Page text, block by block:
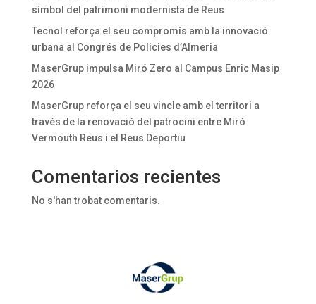
símbol del patrimoni modernista de Reus
Tecnol reforça el seu compromís amb la innovació
urbana al Congrés de Policies d’Almeria
MaserGrup impulsa Miró Zero al Campus Enric Masip
2026
MaserGrup reforça el seu vincle amb el territori a
través de la renovació del patrocini entre Miró
Vermouth Reus i el Reus Deportiu
Comentarios recientes
No s'han trobat comentaris.